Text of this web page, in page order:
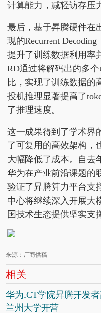
计算能力，减轻访存压
最后，基于昇腾硬件在
现的Recurrent
提升了训练数据利用率
RD通过将解码出的多个
比，实现了训练数据的
投机推理显著提高了
了推理速度。
这一成果得到了学术界
了可复用的高效架构，
大幅降低了成本。自去
华为在产业前沿课题的
验证了昇腾算力平台支
中心将继续深入开展大
国技术生态提供坚实支
来源：厂商供稿
相关
华为ICT学院昇腾开发
兰州大学开营